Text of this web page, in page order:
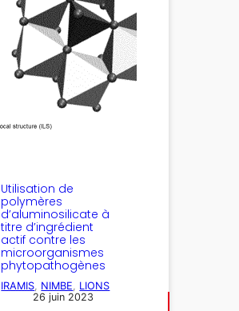
Utilisation de
polymères
d’aluminosilicate à
titre d’ingrédient
actif contre les
microorganismes
phytopathogènes
IRAMIS, NIMBE, LIONS
26 juin 2023